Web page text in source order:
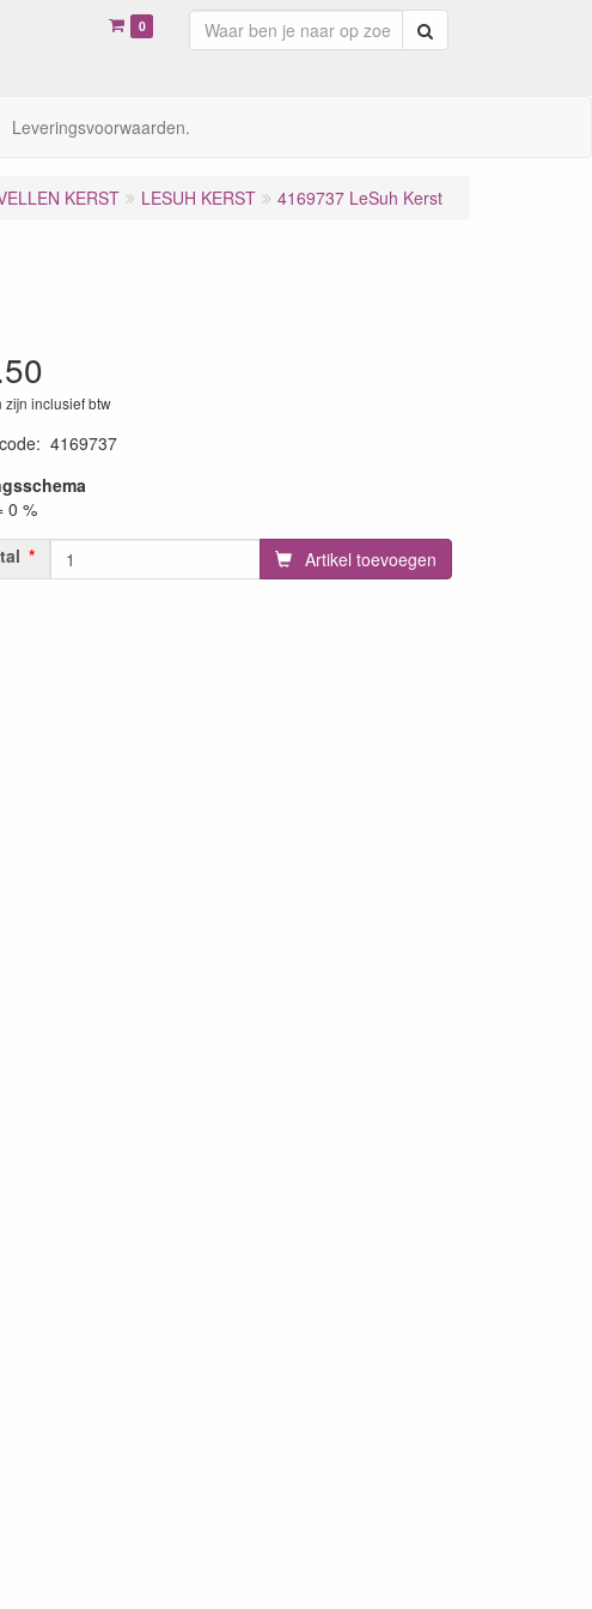
0
Leveringsvoorwaarden.
KERST LESUH KERST 4169737 LeSuh Kerst
zijn inclusief btw
: 4169737
0 %
Artikel toevoegen